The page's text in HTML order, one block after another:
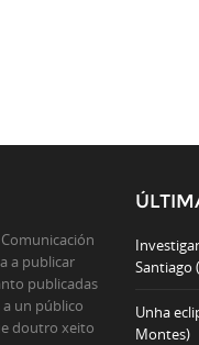
a publicar
publicadas
un público
doutro xeito
Santiago
Unha
Montes)